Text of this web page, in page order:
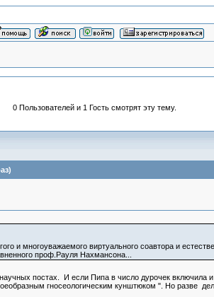
0 Пользователей и 1 Гость смотрят эту тему.
и многоуважаемого виртуального соавтора и
проф.Рауля Нахмансона...
постах. И если Пипа в число дурочек включила
гносеологическим кунштюком ". Но разве